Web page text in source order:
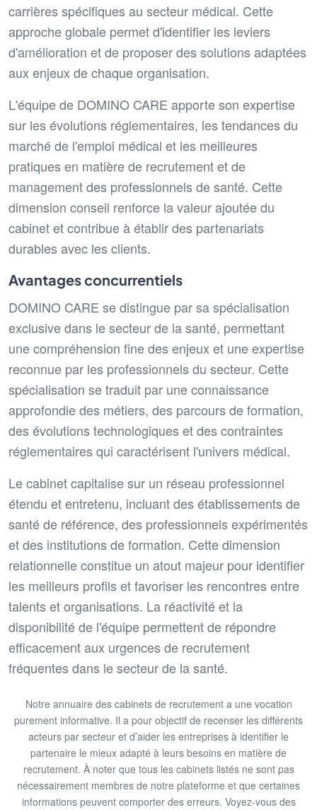
carrières spécifiques au secteur médical. Cette
approche globale permet d'identifier les leviers
d'amélioration et de proposer des solutions adaptées
aux enjeux de chaque organisation.
L'équipe de DOMINO CARE apporte son expertise
sur les évolutions réglementaires, les tendances du
marché de l'emploi médical et les meilleures
pratiques en matière de recrutement et de
management des professionnels de santé. Cette
dimension conseil renforce la valeur ajoutée du
cabinet et contribue à établir des partenariats
durables avec les clients.
Avantages concurrentiels
DOMINO CARE se distingue par sa spécialisation
exclusive dans le secteur de la santé, permettant
une compréhension fine des enjeux et une expertise
reconnue par les professionnels du secteur. Cette
spécialisation se traduit par une connaissance
approfondie des métiers, des parcours de formation,
des évolutions technologiques et des contraintes
réglementaires qui caractérisent l'univers médical.
Le cabinet capitalise sur un réseau professionnel
étendu et entretenu, incluant des établissements de
santé de référence, des professionnels expérimentés
et des institutions de formation. Cette dimension
relationnelle constitue un atout majeur pour identifier
les meilleurs profils et favoriser les rencontres entre
talents et organisations. La réactivité et la
disponibilité de l'équipe permettent de répondre
efficacement aux urgences de recrutement
fréquentes dans le secteur de la santé.
Notre annuaire des cabinets de recrutement a une vocation
purement informative. Il a pour objectif de recenser les différents
acteurs par secteur et d’aider les entreprises à identifier le
partenaire le mieux adapté à leurs besoins en matière de
recrutement. À noter que tous les cabinets listés ne sont pas
nécessairement membres de notre plateforme et que certaines
informations peuvent comporter des erreurs. Voyez-vous des